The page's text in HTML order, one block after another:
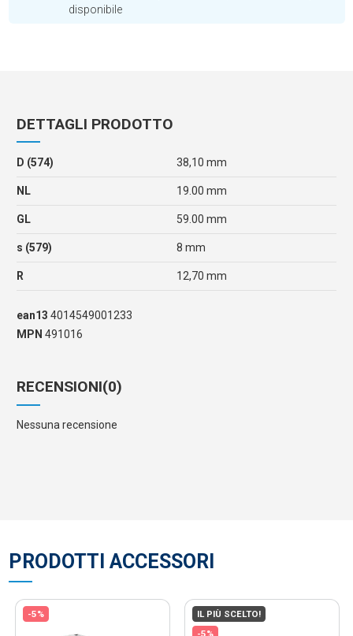
disponibile
DETTAGLI PRODOTTO
D (574) 38,10 mm
NL 19.00 mm
GL 59.00 mm
s (579) 8 mm
R 12,70 mm
ean13 4014549001233
MPN 491016
RECENSIONI(0)
Nessuna recensione
PRODOTTI ACCESSORI
-5%
IL PIÙ SCELTO!
-5%